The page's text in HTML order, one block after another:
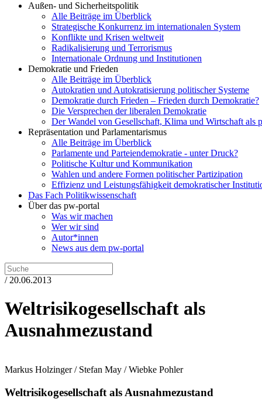
Außen- und Sicherheitspolitik
Alle Beiträge im Überblick
Strategische Konkurrenz im internationalen System
Konflikte und Krisen weltweit
Radikalisierung und Terrorismus
Internationale Ordnung und Institutionen
Demokratie und Frieden
Alle Beiträge im Überblick
Autokratien und Autokratisierung politischer Systeme
Demokratie durch Frieden – Frieden durch Demokratie?
Die Versprechen der liberalen Demokratie
Der Wandel von Gesellschaft, Klima und Wirtschaft als
Repräsentation und Parlamentarismus
Alle Beiträge im Überblick
Parlamente und Parteiendemokratie - unter Druck?
Politische Kultur und Kommunikation
Wahlen und andere Formen politischer Partizipation
Effizienz und Leistungsfähigkeit demokratischer
Das Fach Politikwissenschaft
Über das pw-portal
Was wir machen
Wer wir sind
Autor*innen
News aus dem pw-portal
/ 20.06.2013
Weltrisikogesellschaft als
Ausnahmezustand
Markus Holzinger / Stefan May / Wiebke Pohler
Weltrisikogesellschaft als Ausnahmezustand